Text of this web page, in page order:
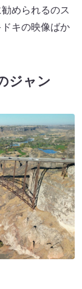
められるのス
キの映像ばか
ジャン